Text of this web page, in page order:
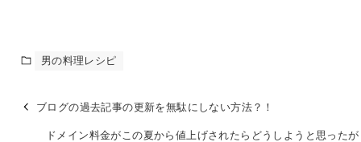
男の料理レシピ
ブログの過去記事の更新を無駄にしない方法？！
ドメイン料金がこの夏から値上げされたらどうしようと思った